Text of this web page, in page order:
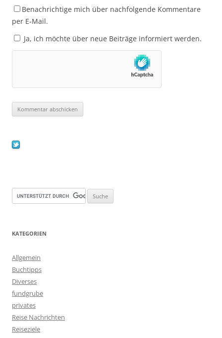
Benachrichtige mich über nachfolgende Kommentare
per E-Mail.
Ja, ich möchte über neue Beiträge informiert werden.
KATEGORIEN
Allgemein
Buchtipps
Diverses
fundgrube
privates
Reise Nachrichten
Reiseziele